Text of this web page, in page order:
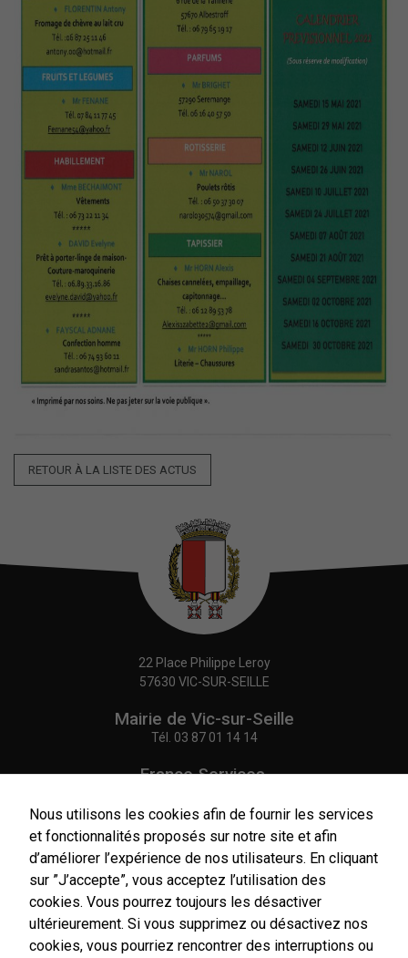
RETOUR À LA LISTE DES ACTUS
22 Place Philippe Leroy
57630 VIC-SUR-SEILLE
Mairie de Vic-sur-Seille
Tél. 03 87 01 14 14
France Services,
Tél.03 87 86 41 48
NOUS CONTACTER
Horaires
Nous utilisons les cookies afin de fournir les services
et fonctionnalités proposés sur notre site et afin
d’améliorer l’expérience de nos utilisateurs. En cliquant
sur ”J’accepte”, vous acceptez l’utilisation des
cookies. Vous pourrez toujours les désactiver
ultérieurement. Si vous supprimez ou désactivez nos
cookies, vous pourriez rencontrer des interruptions ou
Nécessaires
Ces cookies
bon
fonctionnement
de notre site
Google
Analytics pour
l'établissement
de nos
statistiques.
Experience
d'améliorer
l'expérience
certaines
utilisent des
cookies. En
décidant de ne
pas les
accepter, ces
fonctionnalités
pourraient ne
pas
fonctionner de